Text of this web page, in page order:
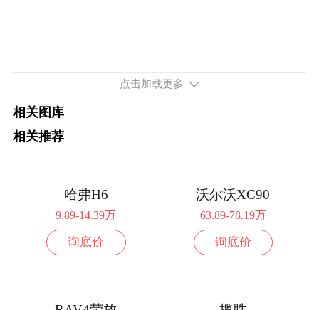
点击加载更多
相关图库
相关推荐
哈弗H6
9.89-14.39万
询底价
沃尔沃XC90
63.89-78.19万
询底价